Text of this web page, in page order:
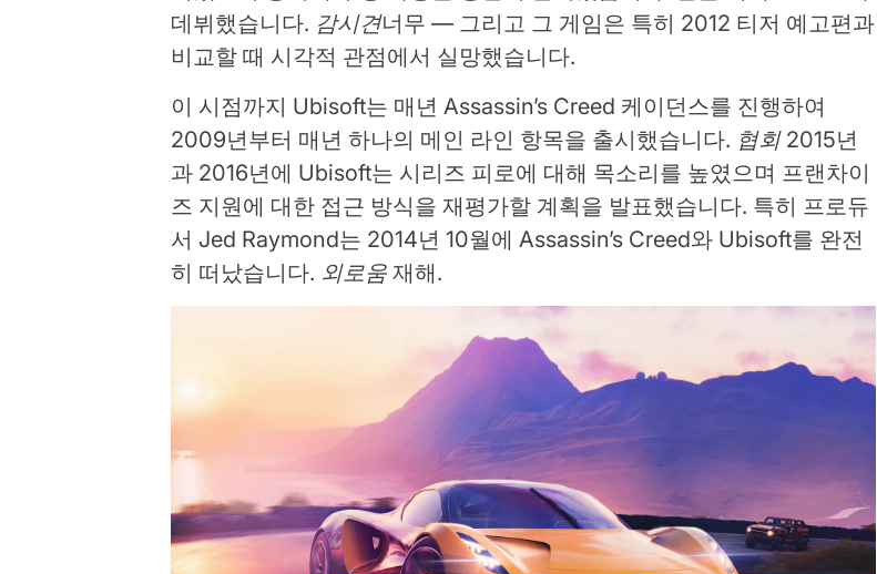
데뷔했습니다. 감시견너무 — 그리고 그 게임은 특히 2012 티저 예고편과
비교할 때 시각적 관점에서 실망했습니다.
이 시점까지 Ubisoft는 매년 Assassin’s Creed 케이던스를 진행하여
2009년부터 매년 하나의 메인 라인 항목을 출시했습니다. 협회 2015년
과 2016년에 Ubisoft는 시리즈 피로에 대해 목소리를 높였으며 프랜차이
즈 지원에 대한 접근 방식을 재평가할 계획을 발표했습니다. 특히 프로듀
서 Jed Raymond는 2014년 10월에 Assassin’s Creed와 Ubisoft를 완전
히 떠났습니다. 외로움 재해.